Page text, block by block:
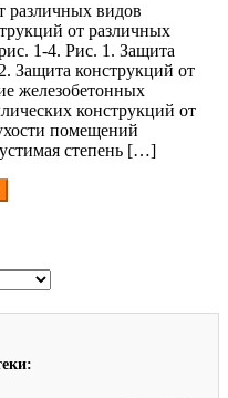
различных видов
от различных
1-4. Рис. 1. Защита
Защита конструкций от
железобетонных
конструкций от
помещений
степень […]